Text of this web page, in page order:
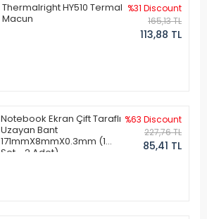
Thermalright HY510 Termal
Macun
%31 Discount
165,13 TL
113,88 TL
Notebook Ekran Çift Taraflı
Uzayan Bant
171mmX8mmX0.3mm (1
Set - 2 Adet)
%63 Discount
227,76 TL
85,41 TL